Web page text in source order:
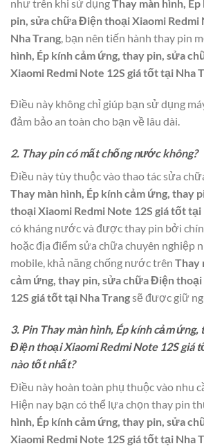
như trên khi sử dụngThay màn hình,
pin, sửa chữa Điện thoại Xiaomi Redmi
Nha Trang , bạn nên tiến hành thay pin
hình, Ép kính cảm ứng, thay pin, sửa
Xiaomi Redmi Note 12S giá tốt tại Nha
Điều này không chỉ giúp bạn sử dụng
đảm bảo an toàn cho bạn về lâu dài.
2. Thay pin có mất chống nước không?
Điều này tùy thuộc vào thao tác sửa
Thay màn hình, Ép kính cảm ứng, thay
thoại Xiaomi Redmi Note 12S giá tốt tại
có kháng nước và được thay pin bởi
hoặc địa điểm sửa chữa chuyên nghiệp
mobile, khả năng chống nước trên Thay
cảm ứng, thay pin, sửa chữa Điện thoại
12S giá tốt tại Nha Trangsẽ được giữ
3. Pin Thay màn hình, Ép kính cảm
Điện thoại Xiaomi Redmi Note 12S giá
nào tốt nhất?
Điều này hoàn toàn phụ thuộc vào nhu
Hiện nay bạn có thể lựa chọn thay pin
hình, Ép kính cảm ứng, thay pin, sửa
Xiaomi Redmi Note 12S giá tốt tại Nha